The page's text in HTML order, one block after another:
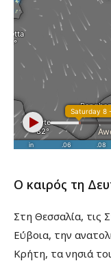
Ο καιρός τη
Στη Θεσσαλία, τις
Εύβοια, την
Κρήτη, τα νησιά